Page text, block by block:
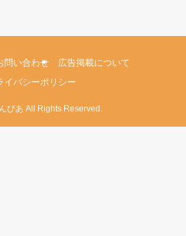
問い合わせ
広告掲載について
イバシーポリシー
びあ All Rights Reserved.